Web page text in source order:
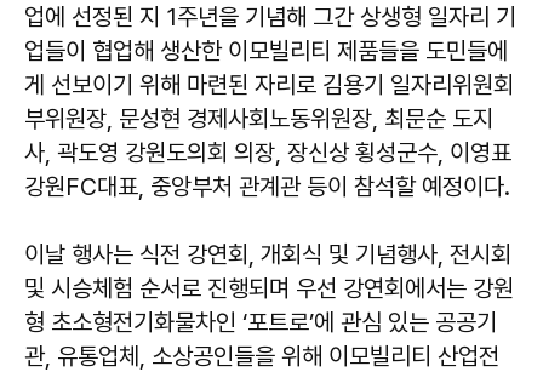
업에 선정된 지 1주년을 기념해 그간 상생형 일자리 기
업들이 협업해 생산한 이모빌리티 제품들을 도민들에
게 선보이기 위해 마련된 자리로 김용기 일자리위원회
부위원장, 문성현 경제사회노동위원장, 최문순 도지
사, 곽도영 강원도의회 의장, 장신상 횡성군수, 이영표
강원FC대표, 중앙부처 관계관 등이 참석할 예정이다.
이날 행사는 식전 강연회, 개회식 및 기념행사, 전시회
및 시승체험 순서로 진행되며 우선 강연회에서는 강원
형 초소형전기화물차인 ‘포트로’에 관심 있는 공공기
관, 유통업체, 소상공인들을 위해 이모빌리티 산업전